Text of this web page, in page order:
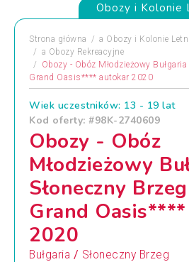
Obozy i Kolonie
Strona główna a Obozy i Kolonie
a Obozy Rekreacyjne
Obozy - Obóz Młodzieżowy Bułgaria
Grand Oasis**** autokar 2020
Wiek uczestników: 13 - 19 lat
Kod oferty: #98K-2740609
Obozy - Obóz
Młodzieżowy
Słoneczny
Grand
2020
Bułgaria / Słoneczny Brzeg